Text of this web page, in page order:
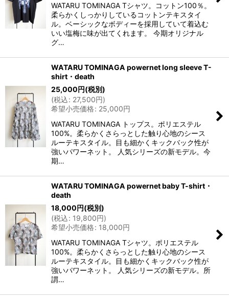
WATARU TOMINAGA Tシャツ。コットン100％。
柔らかくしっかりしているコットンテキスタイ
ル。ベーシックなボディーを採用していて着込む
いい塩梅に味が出てくれます。 今期オリジナル
グ…
WATARU TOMINAGA powernet long sleeve T-
shirt・death
25,000円(税別)
(税込: 27,500円)
希望小売価格: 25,000円
WATARU TOMINAGA トップス。ポリエステル
100%。柔らかくさらっとした触り心地のシース
ルーテキスタイル。目も細かくキックバック性が
強いパワーネット。 人気シリーズの新モデル。今
期…
WATARU TOMINAGA powernet baby T-shirt・
death
18,000円(税別)
(税込: 19,800円)
希望小売価格: 18,000円
WATARU TOMINAGA Tシャツ。ポリエステル
100%。柔らかくさらっとした触り心地のシース
ルーテキスタイル。目も細かくキックバック性が
強いパワーネット。 人気シリーズの新モデル。所
謂…